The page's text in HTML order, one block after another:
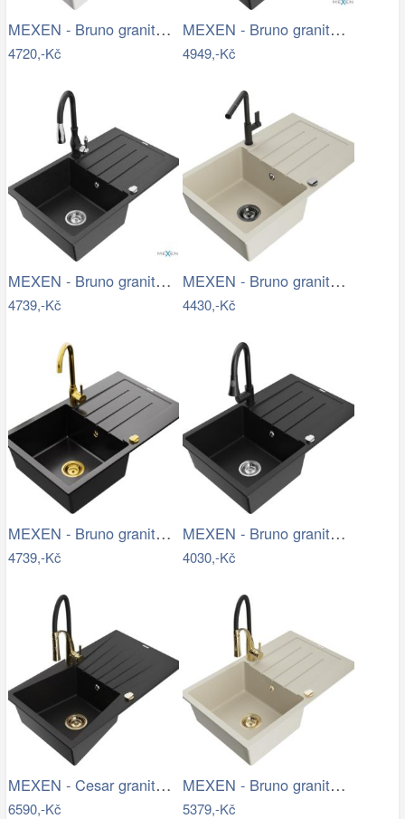
MEXEN - Bruno granitový dřez s…
4720,-Kč
MEXEN - Bruno granitový dřez 1 s…
4949,-Kč
MEXEN - Bruno granitový dřez 1 s…
4739,-Kč
MEXEN - Bruno granitový dřez 1 s…
4430,-Kč
MEXEN - Bruno granitový dřez 1 s…
4739,-Kč
MEXEN - Bruno granitový dřez 1 s…
4030,-Kč
MEXEN - Cesar granitový dřez s…
6590,-Kč
MEXEN - Bruno granitový dřez s…
5379,-Kč